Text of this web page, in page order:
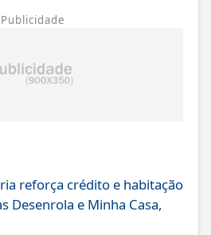
Publicidade
reforça crédito e habitação
Desenrola e Minha Casa,